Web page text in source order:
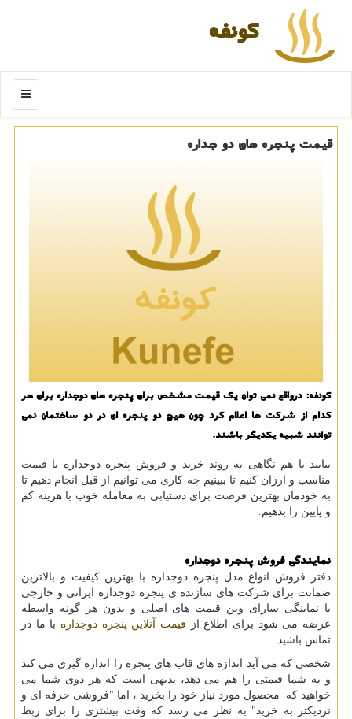
كونفه
منو
قیمت پنجره های دو جداره
كونفه: درواقع نمی توان یك قیمت مشخص برای پنجره های دوجداره برای هر
كدام از شركت ها اعلام كرد چون هیچ دو پنجره ای در دو ساختمان نمی
توانند شبیه یكدیگر باشند.
بیایید با هم نگاهی به روند خرید و فروش پنجره دوجداره با قیمت
مناسب و ارزان کنیم تا ببینیم چه کاری می توانیم از قبل انجام دهیم تا
به خودمان بهترین فرصت برای دستیابی به معامله خوب با هزینه کم
و پایین را بدهیم.
نمایندگی فروش پنجره دوجداره
دفتر فروش انواع مدل پنجره دوجداره با بهترین کیفیت و بالاترین
ضمانت برای شرکت های سازنده ی پنجره دوجداره ایرانی و خارجی
با نماینگی سارای وین قیمت های اصلی و بدون هر گونه واسطه
عرضه می شود برای اطلاع از قیمت آنلاین پنجره دوجداره با ما در
تماس باشید.
شخصی که می آید اندازه های قاب های پنجره را اندازه گیری می کند
و به شما قیمتی را هم می دهد، بدیهی است که هر دوی شما می
خواهید که محصول مورد نیاز خود را بخرید ، اما "فروشی حرفه ای و
نزدیکتر به خرید" به نظر می رسد که وقت بیشتری را برای ربط